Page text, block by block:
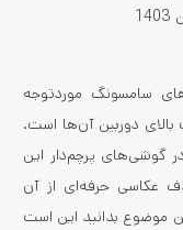
سامسونگ موردتوجه
بالای دوربین آن‌ها است.
گوشی‌های پرچم‌دار این
عکاسی حرفه‌ای از آن
موضوع بدانید این است